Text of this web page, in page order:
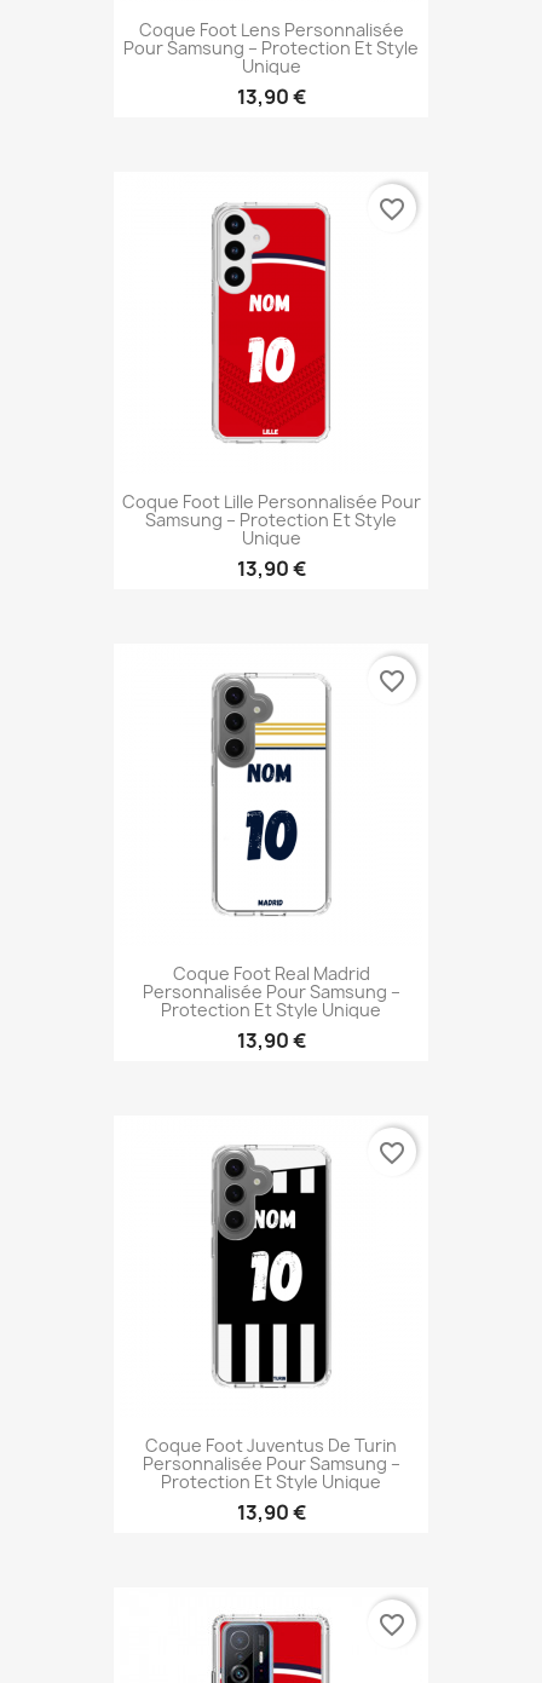
Coque Foot Lens Personnalisée
Pour Samsung – Protection Et Style
Unique
13,90 €
Coque Foot Lille Personnalisée Pour
Samsung – Protection Et Style
Unique
13,90 €
favorite_border
Coque Foot Real Madrid
Personnalisée Pour Samsung –
Protection Et Style Unique
13,90 €
favorite_border
Coque Foot Juventus De Turin
Personnalisée Pour Samsung –
Protection Et Style Unique
13,90 €
favorite_border
favorite_border